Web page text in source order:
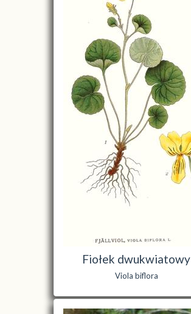
Fiołek dwukwiatowy
Viola biflora